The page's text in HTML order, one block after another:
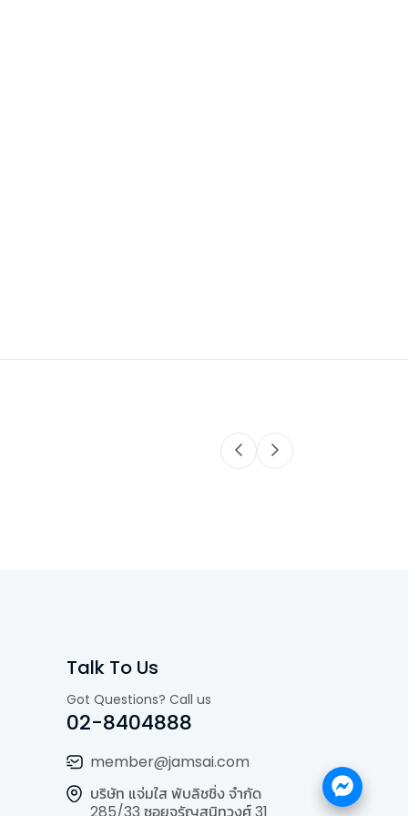
Talk To Us
Got Questions? Call us
02-8404888
member@jamsai.com
บริษัท แจ่มใส พับลิชชิ่ง จำกัด
285/33 ซอยจรัญสนิทวงศ์ 31